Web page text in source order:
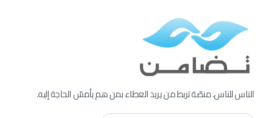
الناس للناس. منصّة تربط من يريد العطاء بمن هم بأمسّ الحاجة إليه.